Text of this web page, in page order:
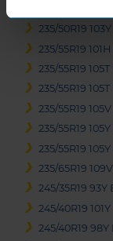
235/50R19
235/55R19
235/55R19
235/55R19
235/55R19
235/55R19
235/55R19
235/65R19
245/35R19 93Y
245/40R19
245/40R19 98Y